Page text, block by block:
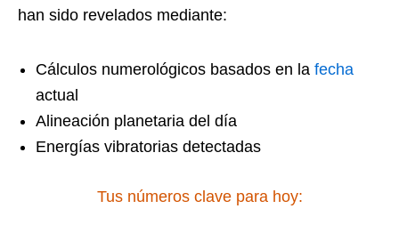
han sido revelados mediante:
Cálculos numerológicos basados en la fecha
actual
Alineación planetaria del día
Energías vibratorias detectadas
Tus números clave para hoy: